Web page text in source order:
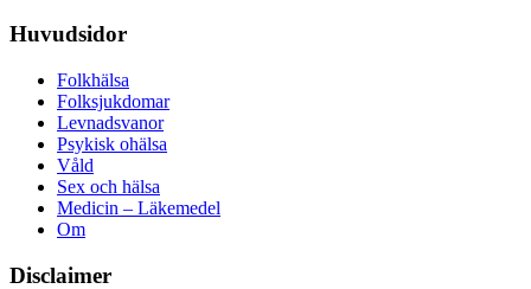
Huvudsidor
Folkhälsa
Folksjukdomar
Levnadsvanor
Psykisk ohälsa
Våld
Sex och hälsa
Medicin – Läkemedel
Om
Disclaimer